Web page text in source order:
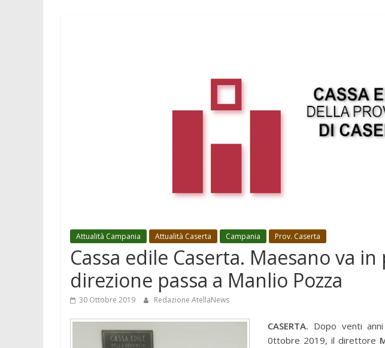
Attualità Campania Attualità Caserta Campania Prov. Caserta
Cassa edile Caserta. Maesano va
direzione passa a Manlio Pozza
30 Ottobre 2019 Redazione AtellaNews
CASERTA. Dopo venti
0ttobre 2019, il direttore